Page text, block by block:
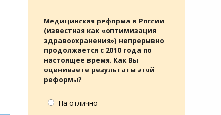
Медицинская реформа в России
(известная как «оптимизация
здравоохранения») непрерывно
продолжается с 2010 года по
настоящее время. Как Вы
оцениваете результаты этой
реформы?
На отлично